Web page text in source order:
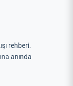
rehberi.
anında